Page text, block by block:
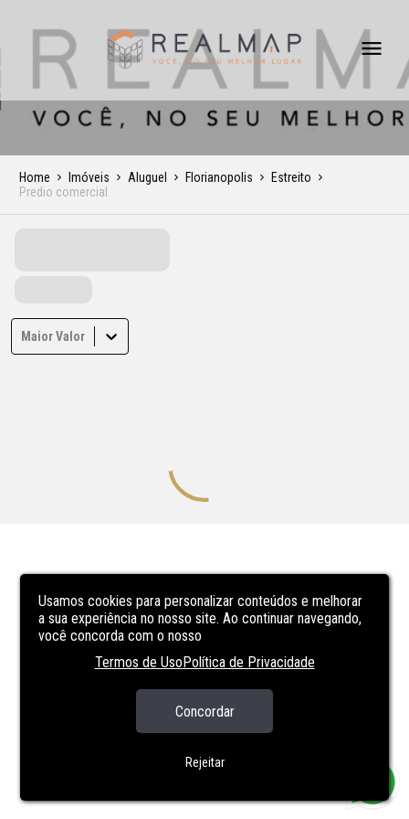
Usamos cookies para personalizar conteúdos e melhorar
a sua experiência no nosso site. Ao continuar navegando,
você concorda com o nosso
Termos de UsoPolítica de Privacidade
Concordar
Rejeitar
Home Imóveis Aluguel Florianopolis
Estreito
Predio comercial
Maior Valor